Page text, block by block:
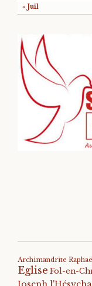
« Juil
Archimandrite
Eglise Fol-en-